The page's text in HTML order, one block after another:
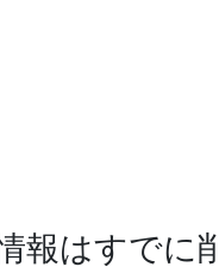
報はすでに